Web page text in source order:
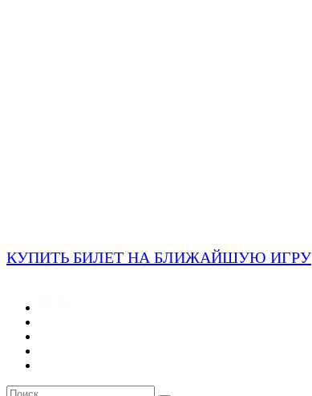
КУПИТЬ БИЛЕТ НА БЛИЖАЙШУЮ ИГРУ